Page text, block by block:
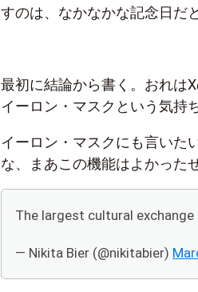
すのは、なかなかな記念日だ
最初に結論から書く。おれは
イーロン・マスクという気持
イーロン・マスクにも言いた
な、まあこの機能はよかった
The largest cultural
— Nikita Bier (@nikitabier)